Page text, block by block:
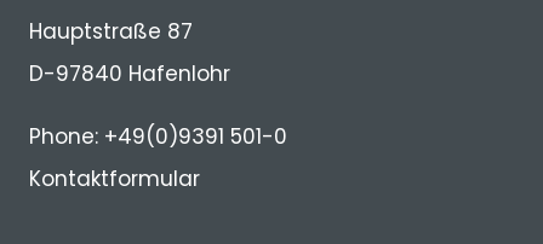
Hauptstraße 87
D-97840 Hafenlohr
Phone: +49(0)9391 501-0
Kontaktformular